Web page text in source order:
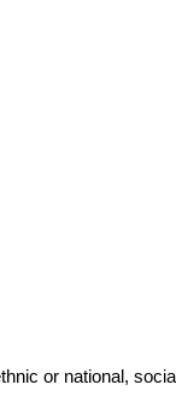
or national,